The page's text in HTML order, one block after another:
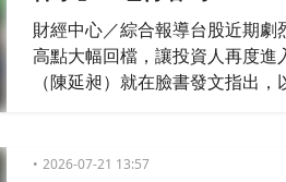
財經中心／綜合報導台股近期
高點大幅回檔，讓投資人再度
（陳延昶）就在臉書發文指出
眾出手前要先自問3關
2026-07-21 13:57